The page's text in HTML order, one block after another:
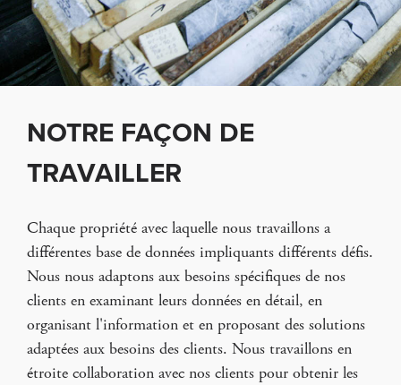
NOTRE FAÇON DE
TRAVAILLER
Chaque propriété avec laquelle nous travaillons a
différentes base de données impliquants différents défis.
Nous nous adaptons aux besoins spécifiques de nos
clients en examinant leurs données en détail, en
organisant l'information et en proposant des solutions
adaptées aux besoins des clients. Nous travaillons en
étroite collaboration avec nos clients pour obtenir les